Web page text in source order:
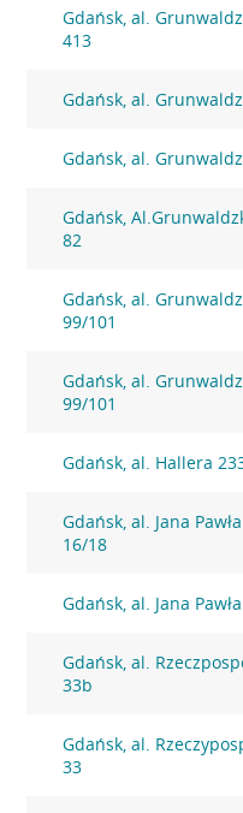
Gdańsk, al.
413
Gdańsk, al.
Gdańsk, al.
Gdańsk,
82
Gdańsk, al.
99/101
Gdańsk, al.
99/101
Gdańsk, al. Hallera
Gdańsk, al. Jana
16/18
Gdańsk, al. Jana
Gdańsk, al.
33b
Gdańsk, al.
33